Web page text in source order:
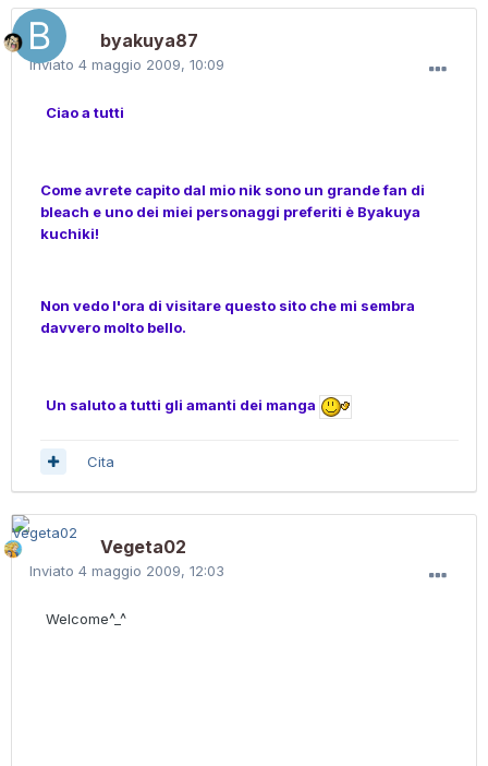
byakuya87
Inviato 4 maggio 2009, 10:09
Ciao a tutti
Come avrete capito dal mio nik sono un grande fan di
bleach e uno dei miei personaggi preferiti è Byakuya
kuchiki!
Non vedo l'ora di visitare questo sito che mi sembra
davvero molto bello.
Un saluto a tutti gli amanti dei manga
Cita
Vegeta02
Inviato 4 maggio 2009, 12:03
Welcome^_^